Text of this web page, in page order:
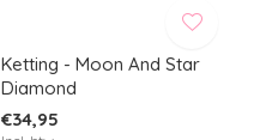
Ketting - Moon And Star
Diamond
€34,95